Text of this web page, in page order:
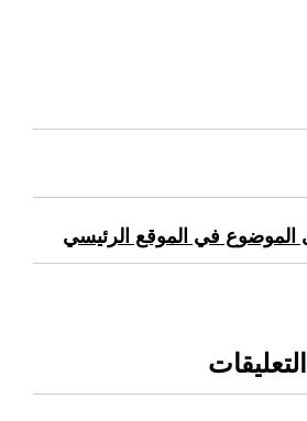
الموضوع في الموقع الرئيسي
التعليقات